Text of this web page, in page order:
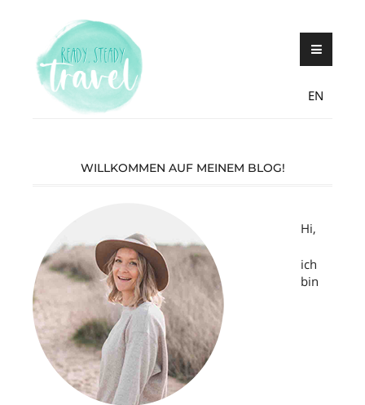
content
EN
WILLKOMMEN AUF MEINEM BLOG!
Hi,
ich
bin